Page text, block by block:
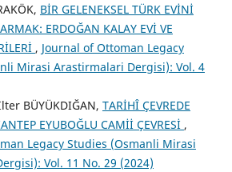
BİR GELENEKSEL TÜRK EVİNİ
ERDOĞAN KALAY EVİ VE
, Journal of Ottoman Legacy
Mirasi Arastirmalari Dergisi): Vol. 4
BÜYÜKDIĞAN, TARİHÎ ÇEVREDE
EYUBOĞLU CAMİİ ÇEVRESİ ,
Legacy Studies (Osmanli Mirasi
Vol. 11 No. 29 (2024)